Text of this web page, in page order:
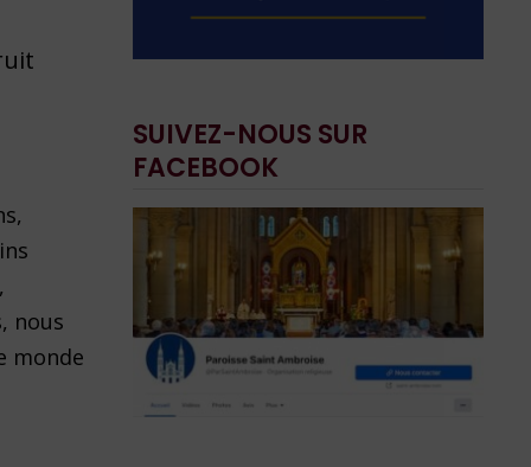
nous
monde
SUIVEZ-NOUS SUR
FACEBOOK